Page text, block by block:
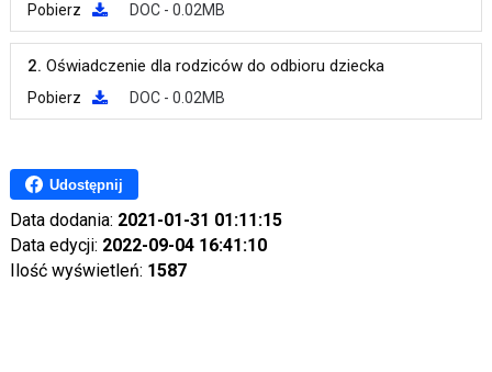
Pobierz DOC - 0.02MB
2. Oświadczenie dla rodziców do odbioru dziecka
Pobierz DOC - 0.02MB
Udostępnij
Data dodania: 2021-01-31 01:11:15
Data edycji: 2022-09-04 16:41:10
Ilość wyświetleń: 1587